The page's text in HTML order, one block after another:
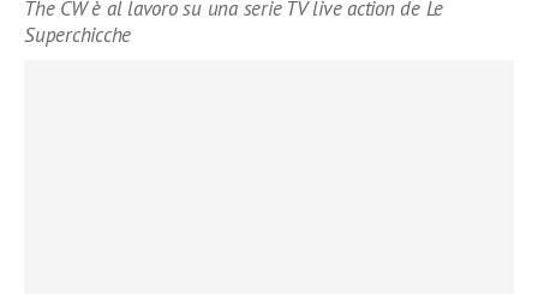
The CW è al lavoro su una serie TV live action de Le
Superchicche